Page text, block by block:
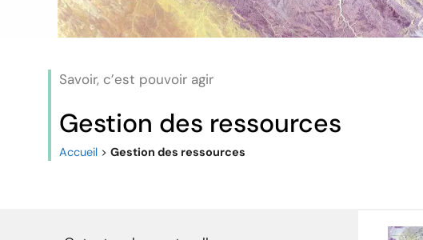
Savoir, c’est pouvoir agir
Gestion des ressources
Accueil > Gestion des ressources